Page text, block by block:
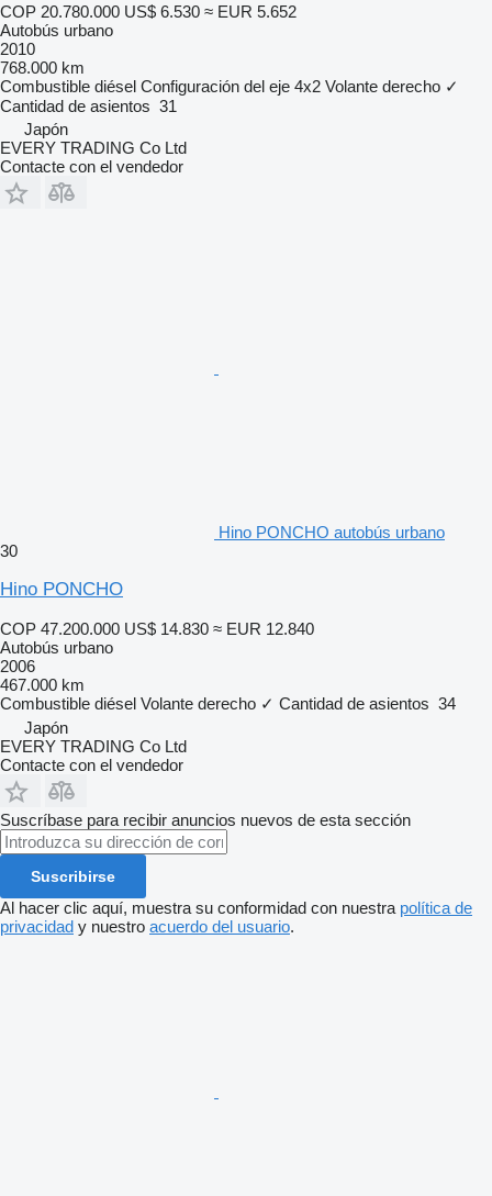
COP 20.780.000 US$ 6.530 ≈ EUR 5.652
Autobús urbano
2010
768.000 km
Combustible diésel Configuración del eje 4x2 Volante derecho ✓
Cantidad de asientos 31
Japón
EVERY TRADING Co Ltd
Contacte con el vendedor
Hino PONCHO autobús urbano
30
Hino PONCHO
COP 47.200.000 US$ 14.830 ≈ EUR 12.840
Autobús urbano
2006
467.000 km
Combustible diésel Volante derecho ✓ Cantidad de asientos 34
Japón
EVERY TRADING Co Ltd
Contacte con el vendedor
Suscríbase para recibir anuncios nuevos de esta sección
Suscribirse
Al hacer clic aquí, muestra su conformidad con nuestra política de
privacidad y nuestro acuerdo del usuario.